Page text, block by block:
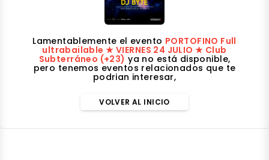
Lamentablemente el evento PORTOFINO Full
ultrabailable ★ VIERNES 24 JULIO ★ Club
Subterráneo (+23) ya no está disponible,
pero tenemos eventos relacionados que te
podrian interesar,
VOLVER AL INICIO